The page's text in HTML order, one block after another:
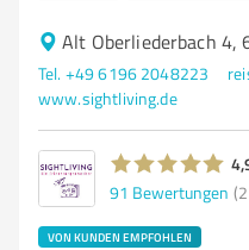
Alt Oberliederbach 4,
Tel. +49 6196 2048223
www.sightliving.de
91 Bewertungen
VON KUNDEN EMPFOHLEN